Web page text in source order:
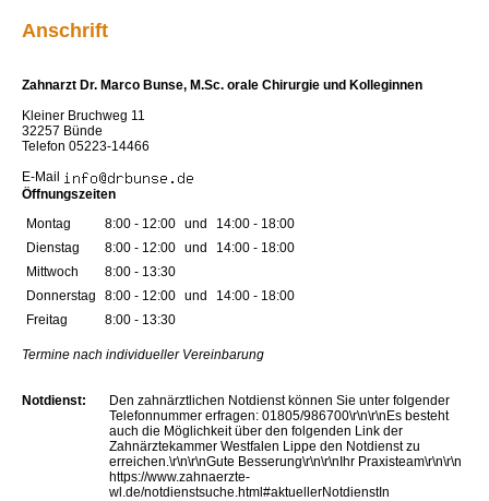
Anschrift
Zahnarzt Dr. Marco Bunse, M.Sc. orale Chirurgie und Kolleginnen
Kleiner Bruchweg 11
32257 Bünde
Telefon 05223-14466
E-Mail
Öffnungszeiten
Montag
8:00 - 12:00 und
14:00 - 18:00
Dienstag
8:00 - 12:00 und
14:00 - 18:00
Mittwoch
8:00 - 13:30
Donnerstag
8:00 - 12:00 und
14:00 - 18:00
Freitag
8:00 - 13:30
Termine nach individueller Vereinbarung
Notdienst:
Den zahnärztlichen Notdienst können Sie unter folgender
Telefonnummer erfragen: 01805/986700\r\n\r\nEs besteht
auch die Möglichkeit über den folgenden Link der
Zahnärztekammer Westfalen Lippe den Notdienst zu
erreichen.\r\n\r\nGute Besserung\r\n\r\nIhr Praxisteam\r\n\r\n
https://www.zahnaerzte-
wl.de/notdienstsuche.html#aktuellerNotdienstIn